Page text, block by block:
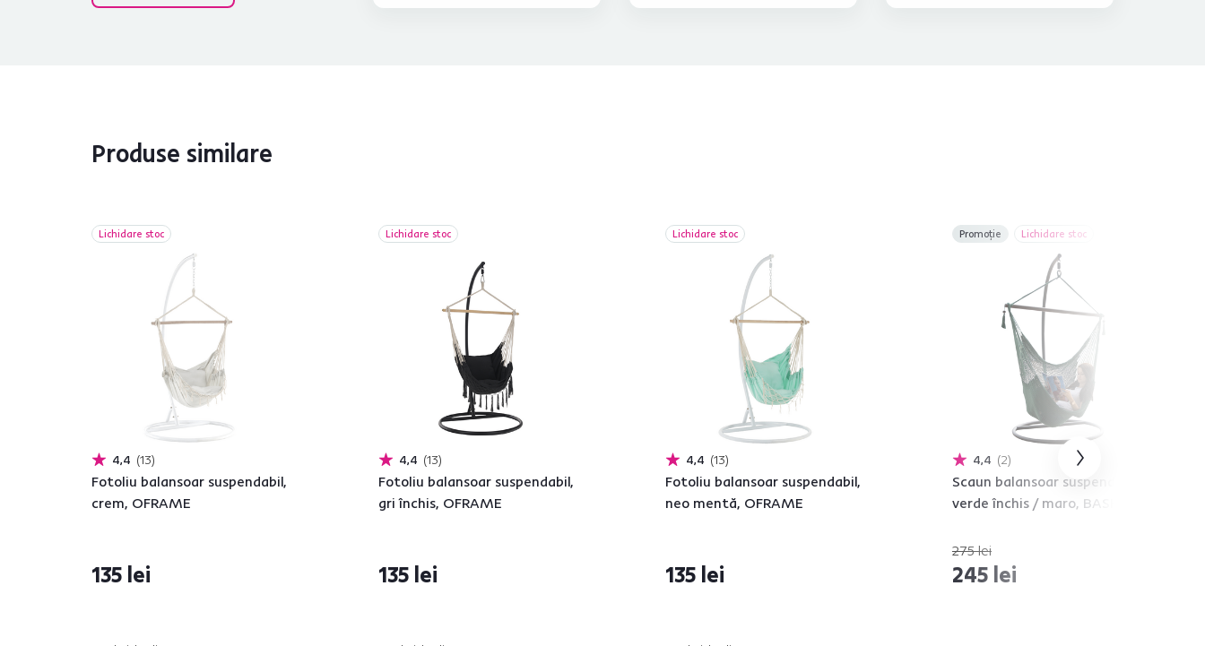
Produse similare
Lichidare stoc
4,4 13
Fotoliu balansoar suspendabil,
crem, OFRAME
135 lei
Lichidare stoc
4,4 13
Fotoliu balansoar suspendabil,
gri închis, OFRAME
135 lei
Lichidare stoc
4,4 13
Fotoliu balansoar suspendabil,
neo mentă, OFRAME
135 lei
Promoție Lichidare stoc
4,4 2
Scaun balansoar suspendabil,
verde închis / maro, BASKO
275 lei
245 lei